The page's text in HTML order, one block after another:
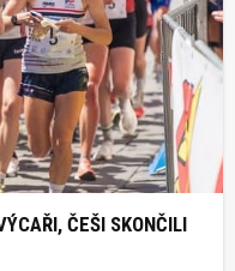
ČEŠI SKONČILI